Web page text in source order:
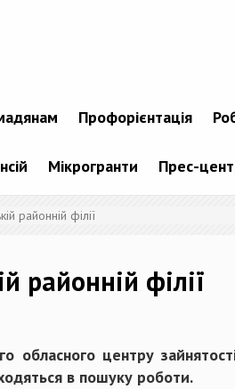
Профорієнтація
Мікрогранти Прес-
районній філії
районній філії
обласного центру
в пошуку роботи.